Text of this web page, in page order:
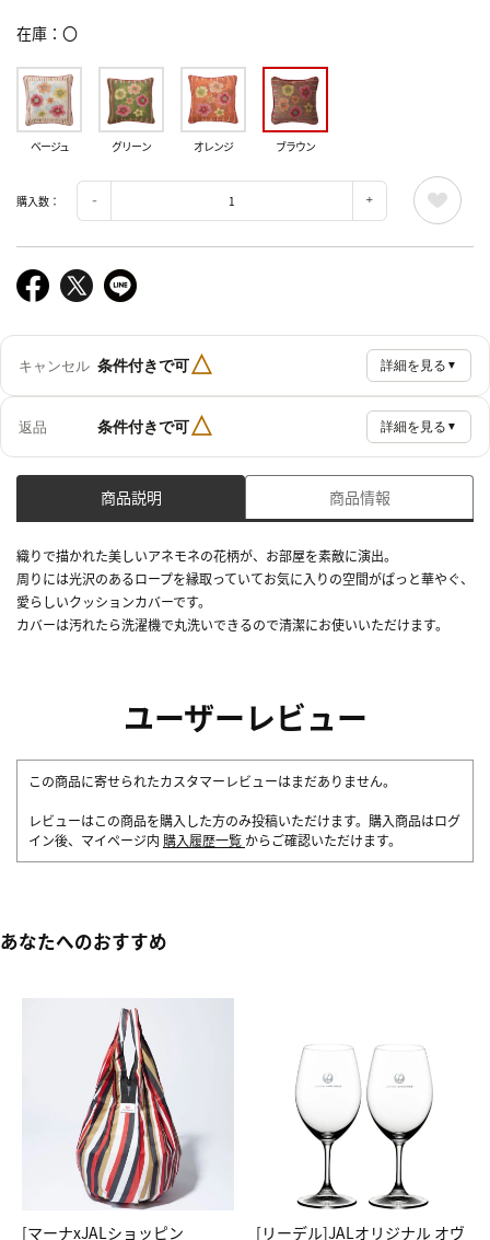
在庫 〇
ベージュ グリーン オレンジ ブラウン
購入数：
キャンセル 条件付きで可△ 詳細を見る ▼
返品 条件付きで可△ 詳細を見る ▼
商品説明 商品情報
織りで描かれた美しいアネモネの花柄が、お部屋を素敵に演出。
周りには光沢のあるロープを縁取っていてお気に入りの空間がぱっと華やぐ、
愛らしいクッションカバーです。
カバーは汚れたら洗濯機で丸洗いできるので清潔にお使いいただけます。
ユーザーレビュー
この商品に寄せられたカスタマーレビューはまだありません。
レビューはこの商品を購入した方のみ投稿いただけます。購入商品はログ
イン後、マイページ内 購入履歴一覧 からご確認いただけます。
あなたへのおすすめ
[マーナxJALショッピン
[リーデル]JALオリジナル オヴ